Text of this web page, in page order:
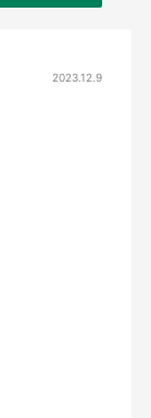
2023.12.9